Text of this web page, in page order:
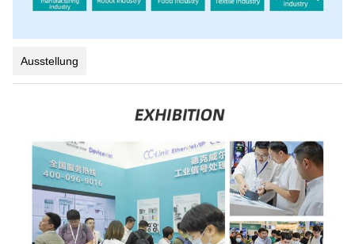
Ausstellung